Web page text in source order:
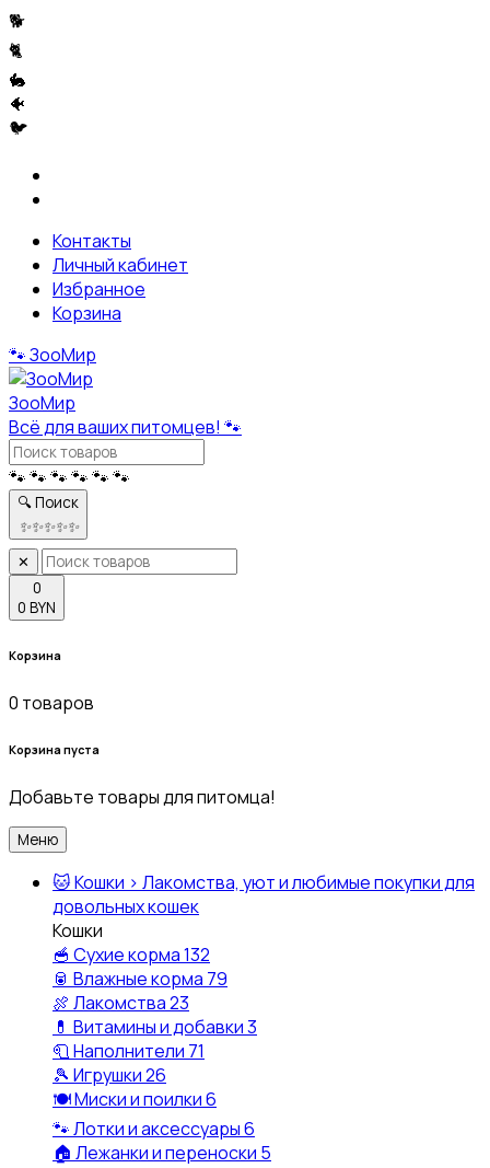
🐕
🐈
🐇
🐠
🐦
Контакты
Личный кабинет
Избранное
Корзина
🐾ЗооМир
ЗооМир
Всё для ваших питомцев! 🐾
🐾🐾🐾🐾🐾🐾
🔍 Поиск
✨✨✨✨✨
✕
0
0 BYN
Корзина
0 товаров
Корзина пуста
Добавьте товары для питомца!
Меню
🐱Кошки › Лакомства, уют и любимые покупки для
довольных кошек
Кошки
🥣 Сухие корма132
🥫 Влажные корма 79
🍖 Лакомства23
💊 Витамины и добавки3
🧻Наполнители 71
🎾 Игрушки26
🍽️Миски и поилки6
🐾Лотки и аксессуары6
🏠 Лежанки и переноски 5